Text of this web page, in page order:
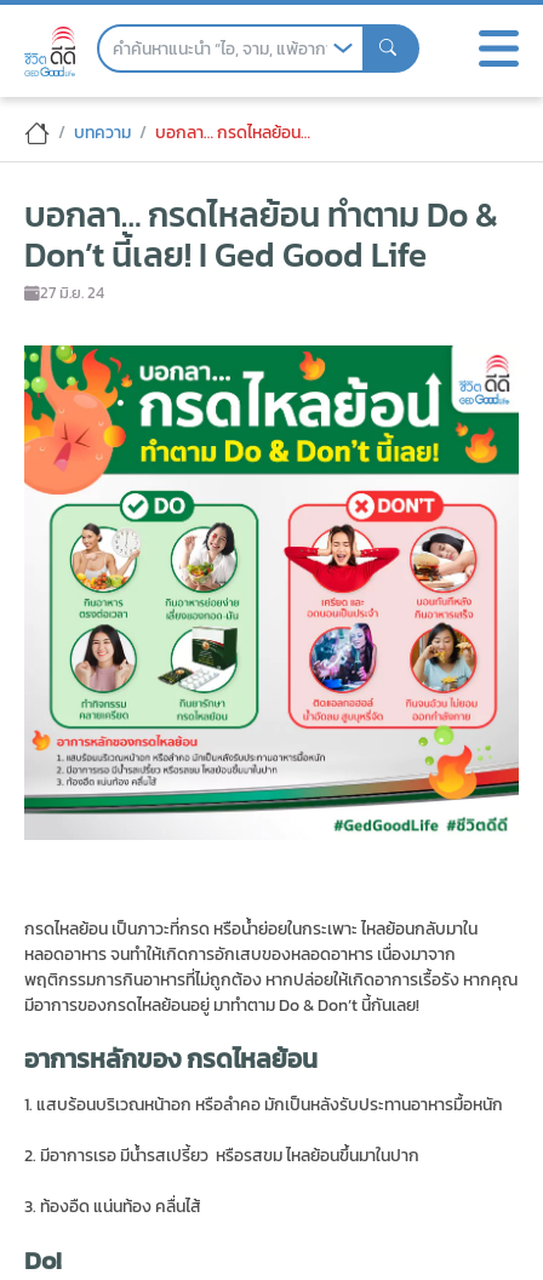
Skip
บอกลา… กรดไหลย้อน ทำตาม Do & Don’t
บทความ บอกลา… กรดไหลย้อน ทำตาม Do & Don’t นี้เลย! I Ged Good Life
บอกลา… กรดไหลย้อน ทำตาม Do &
Don’t นี้เลย! I Ged Good Life
27 มิ.ย. 24
กรดไหลย้อน เป็นภาวะที่กรด หรือน้ำย่อยในกระเพาะ ไหลย้อนกลับมาใน
หลอดอาหาร จนทำให้เกิดการอักเสบของหลอดอาหาร เนื่องมาจาก
พฤติกรรมการกินอาหารที่ไม่ถูกต้อง หากปล่อยให้เกิดอาการเรื้อรัง หากคุณ
มีอาการของกรดไหลย้อนอยู่ มาทำตาม Do & Don’t นี้กันเลย!
อาการหลักของ กรดไหลย้อน
1. แสบร้อนบริเวณหน้าอก หรือลำคอ มักเป็นหลังรับประทานอาหารมื้อหนัก
2. มีอาการเรอ มีน้ำรสเปรี้ยว หรือรสขม ไหลย้อนขึ้นมาในปาก
3. ท้องอืด แน่นท้อง คลื่นไส้
Do!